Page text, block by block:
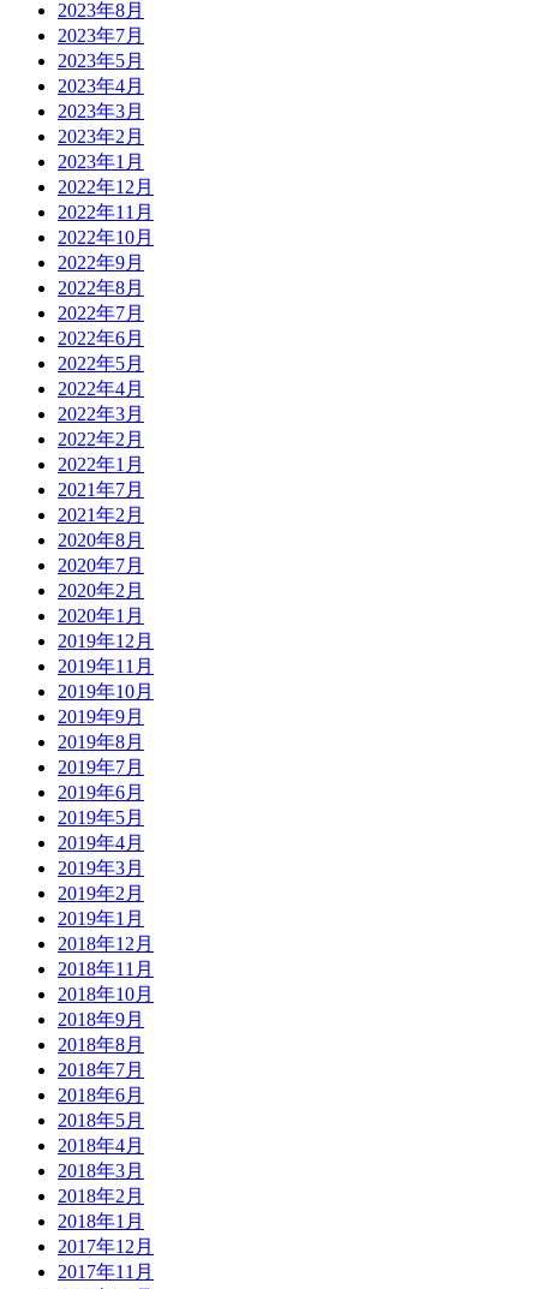
2023年8月
2023年7月
2023年5月
2023年4月
2023年3月
2023年2月
2023年1月
2022年12月
2022年11月
2022年10月
2022年9月
2022年8月
2022年7月
2022年6月
2022年5月
2022年4月
2022年3月
2022年2月
2022年1月
2021年7月
2021年2月
2020年8月
2020年7月
2020年2月
2020年1月
2019年12月
2019年11月
2019年10月
2019年9月
2019年8月
2019年7月
2019年6月
2019年5月
2019年4月
2019年3月
2019年2月
2019年1月
2018年12月
2018年11月
2018年10月
2018年9月
2018年8月
2018年7月
2018年6月
2018年5月
2018年4月
2018年3月
2018年2月
2018年1月
2017年12月
2017年11月